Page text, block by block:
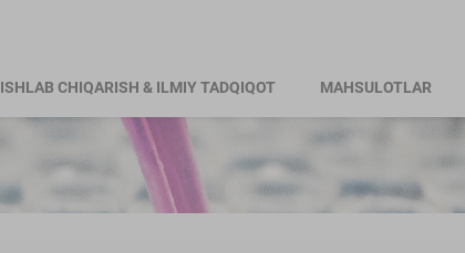
ISHLAB CHIQARISH & ILMIY TADQIQOT MAHSULOTLAR